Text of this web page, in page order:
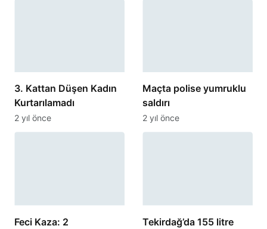
3. Kattan Düşen Kadın
Kurtarılamadı
2 yıl önce
Maçta polise yumruklu
saldırı
2 yıl önce
Feci Kaza: 2
Tekirdağ’da 155 litre